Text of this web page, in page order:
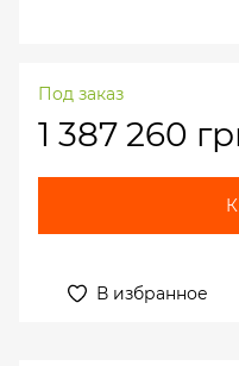
Под заказ
1 387 260
В избранное